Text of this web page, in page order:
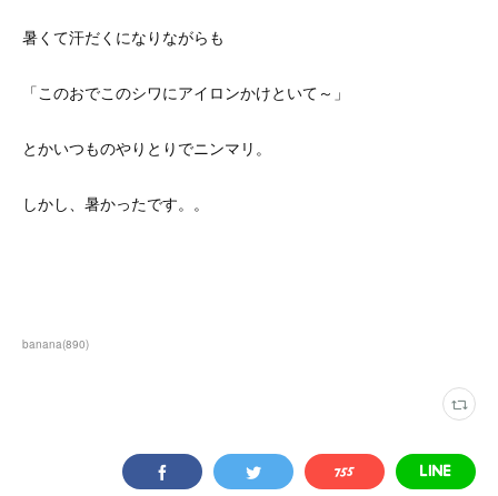
暑くて汗だくになりながらも
「このおでこのシワにアイロンかけといて～」
とかいつものやりとりでニンマリ。
しかし、暑かったです。。
banana(890)